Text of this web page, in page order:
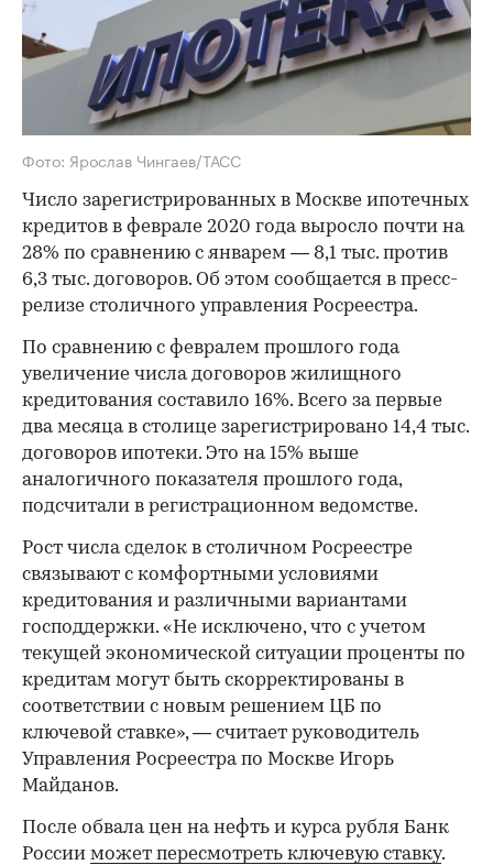
Фото: Ярослав Чингаев/ТАСС
Число зарегистрированных в Москве ипотечных
кредитов в феврале 2020 года выросло почти на
28% по сравнению с январем — 8,1 тыс. против
6,3 тыс. договоров. Об этом сообщается в пресс-
релизе столичного управления Росреестра.
По сравнению с февралем прошлого года
увеличение числа договоров жилищного
кредитования составило 16%. Всего за первые
два месяца в столице зарегистрировано 14,4 тыс.
договоров ипотеки. Это на 15% выше
аналогичного показателя прошлого года,
подсчитали в регистрационном ведомстве.
Рост числа сделок в столичном Росреестре
связывают с комфортными условиями
кредитования и различными вариантами
господдержки. «Не исключено, что с учетом
текущей экономической ситуации проценты по
кредитам могут быть скорректированы в
соответствии с новым решением ЦБ по
ключевой ставке», — считает руководитель
Управления Росреестра по Москве Игорь
Майданов.
После обвала цен на нефть и курса рубля Банк
России может пересмотреть ключевую ставку.